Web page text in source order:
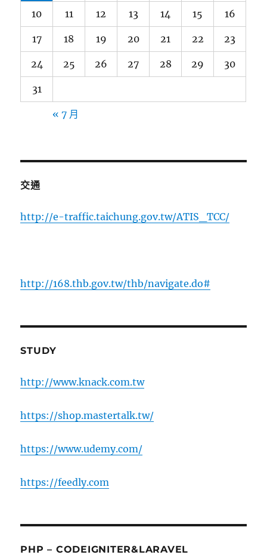
10 11 12 13 14 15 16
17 18 19 20 21 22 23
24 25 26 27 28 29 30
31
« 7 月
交通
http://e-traffic.taichung.gov.tw/ATIS_TCC/
http://168.thb.gov.tw/thb/navigate.do#
STUDY
http://www.knack.com.tw
https://shop.mastertalk.tw/
https://www.udemy.com/
https://feedly.com
PHP – CODEIGNITER&LARAVEL